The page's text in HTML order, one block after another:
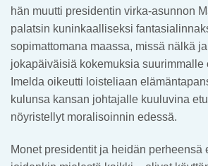
hän muutti presidentin virka-asunnon
palatsin kuninkaalliseksi
sopimattomana maassa, missä nälkä
jokapäiväisiä kokemuksia suurimmalle
Imelda oikeutti loisteliaan
kulunsa kansan johtajalle kuuluvina
nöyristellyt moralisoinnin edessä.
Monet presidentit ja heidän perheensä